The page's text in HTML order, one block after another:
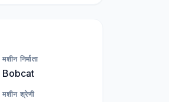
मशीन निर्माता
Bobcat
मशीन श्रेणी